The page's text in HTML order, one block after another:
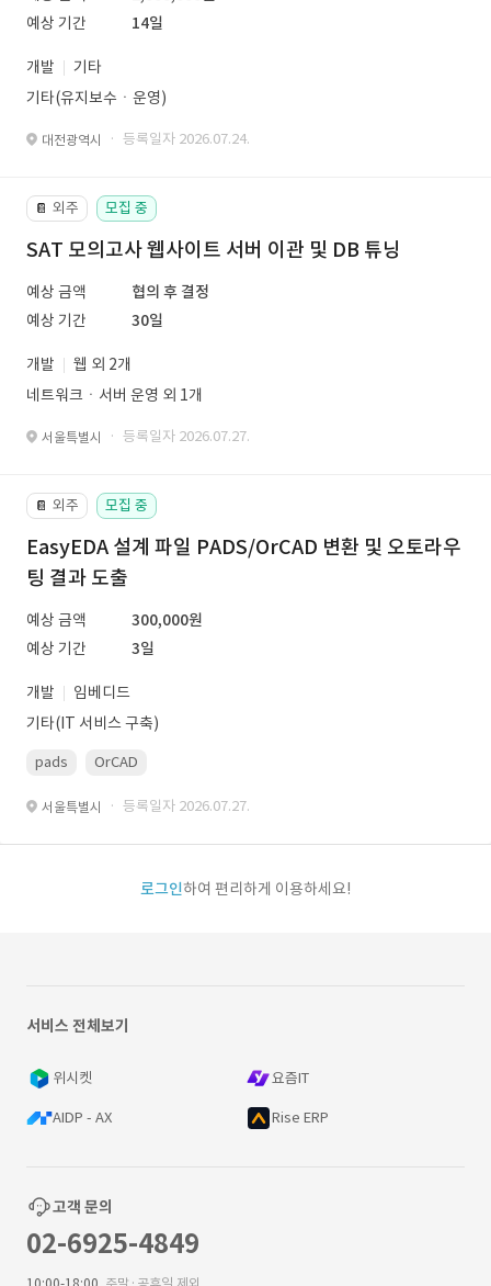
예상 기간
14일
개발
기타
기타(유지보수ㆍ운영)
대전광역시 · 등록일자 2026.07.24.
📔 외주 모집 중
SAT 모의고사 웹사이트 서버 이관 및 DB 튜닝
예상 금액
협의 후 결정
예상 기간
30일
개발
웹 외 2개
네트워크ㆍ서버 운영 외 1개
서울특별시 · 등록일자 2026.07.27.
📔 외주 모집 중
EasyEDA 설계 파일 PADS/OrCAD 변환 및 오토라우
팅 결과 도출
예상 금액
300,000원
예상 기간
3일
개발
임베디드
기타(IT 서비스 구축)
pads OrCAD
서울특별시 · 등록일자 2026.07.27.
로그인하여 편리하게 이용하세요!
서비스 전체보기
위시켓 요즘IT
AIDP - AX Rise ERP
고객 문의
02-6925-4849